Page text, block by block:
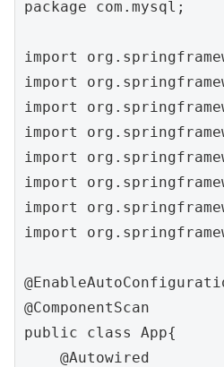
package com.mysql;
import
import
import
import
import
import
import
import
@ComponentScan
public class App{
    @Autowired